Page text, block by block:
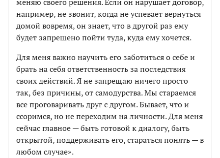
например, не звонит, когда не успевает вернуться
домой вовремя, он знает, что в другой раз ему
будет запрещено пойти туда, куда ему хочется.
Для меня важно научить его заботиться о себе и
брать на себя ответственность за последствия
своих действий. Я не запрещаю ничего просто
так, без причины, от самодурства. Мы стараемся
все проговаривать друг с другом. Бывает, что и
ссоримся, но не переходим на личности. Для меня
сейчас главное — быть готовой к диалогу, быть
открытой, поддерживать его, стараться понять — в
любом случае».